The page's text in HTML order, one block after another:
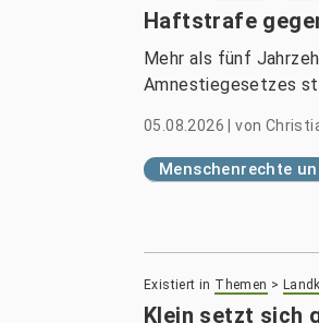
Haftstrafe
Mehr als fünf
Amnestiegesetzes
05.08.2026 |von
Menschenrechte
Existiert in Themen >
Klein setzt sich